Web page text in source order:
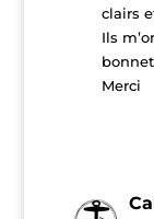
clairs
Ils
Merci